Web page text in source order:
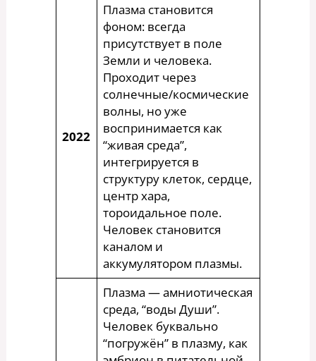
2022
Плазма становится
фоном: всегда
присутствует в поле
Земли и человека.
Проходит через
солнечные/космические
волны, но уже
воспринимается как
“живая среда”,
интегрируется в
структуру клеток, сердце,
центр хара,
тороидальное поле.
Человек становится
каналом и
аккумулятором плазмы.
Плазма — амниотическая
среда, “воды Души”.
Человек буквально
“погружён” в плазму, как